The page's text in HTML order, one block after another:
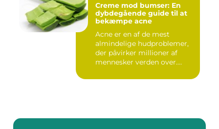
Creme mod bumser: En
dybdegående guide til at
bekæmpe acne
Acne er en af de mest
almindelige hudproblemer,
der påvirker millioner af
mennesker verden over.